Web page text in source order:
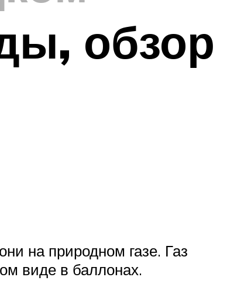
обзор
на природном газе. Газ
виде в баллонах.